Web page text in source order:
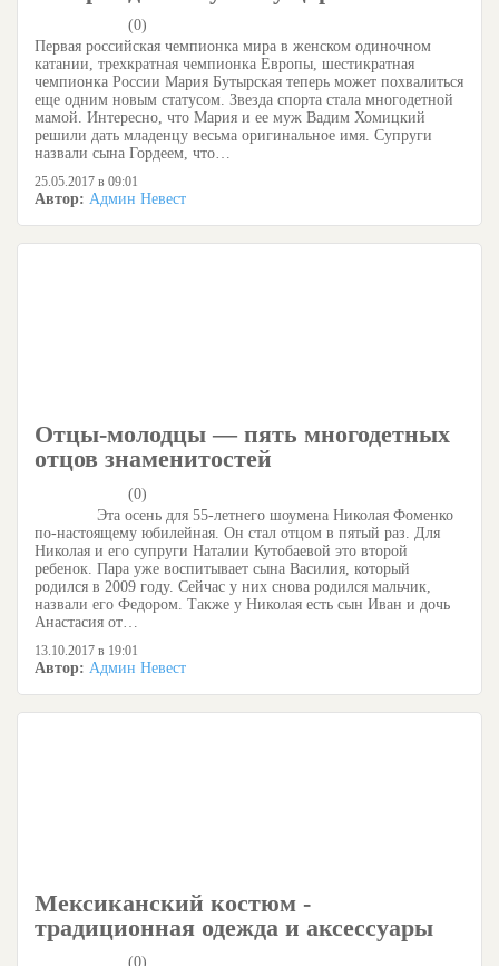
(0)
Первая российская чемпионка мира в женском одиночном
катании, трехкратная чемпионка Европы, шестикратная
чемпионка России Мария Бутырская теперь может похвалиться
еще одним новым статусом. Звезда спорта стала многодетной
мамой. Интересно, что Мария и ее муж Вадим Хомицкий
решили дать младенцу весьма оригинальное имя. Супруги
назвали сына Гордеем, что…
25.05.2017 в 09:01
Автор: Админ Невест
Отцы-молодцы — пять многодетных
отцов знаменитостей
(0)
Эта осень для 55-летнего шоумена Николая Фоменко
по-настоящему юбилейная. Он стал отцом в пятый раз. Для
Николая и его супруги Наталии Кутобаевой это второй
ребенок. Пара уже воспитывает сына Василия, который
родился в 2009 году. Сейчас у них снова родился мальчик,
назвали его Федором. Также у Николая есть сын Иван и дочь
Анастасия от…
13.10.2017 в 19:01
Автор: Админ Невест
Мексиканский костюм -
традиционная одежда и аксессуары
(0)